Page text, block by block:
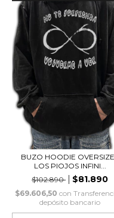
BUZO HOODIE
LOS PIOJOS INFINI...
$102.890
$81.890
$69.606,50 con
depósito bancario